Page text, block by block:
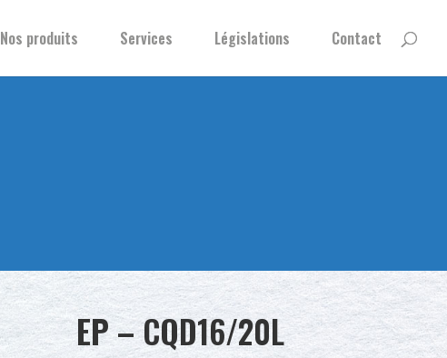
Nos produits Services Législations Contact
EP –CQD16/20L